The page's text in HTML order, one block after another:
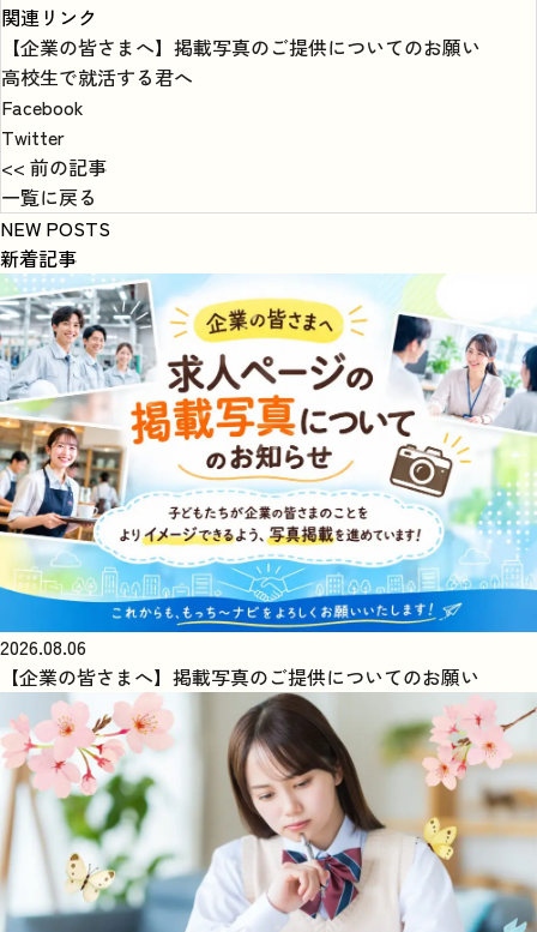
関連リンク
【企業の皆さまへ】掲載写真のご提供についてのお願い
高校生で就活する君へ
Facebook
Twitter
<< 前の記事
一覧に戻る
NEW POSTS
新着記事
2026.08.06
【企業の皆さまへ】掲載写真のご提供についてのお願い